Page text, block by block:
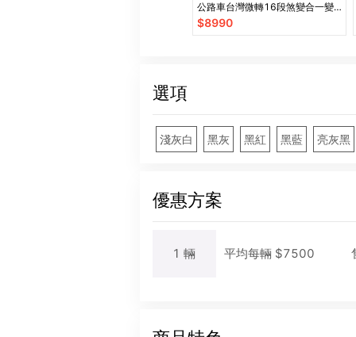
公路車台灣微轉16段煞變合一變
速青少年專屬公路車推薦款
$8990
選項
淺灰白 黑灰 黑紅 黑藍 亮灰黑
優惠方案
1 輛 平均每輛 $7500